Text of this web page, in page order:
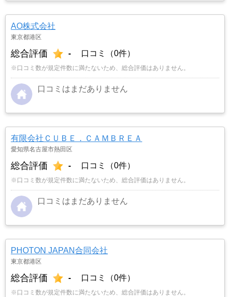
AO株式会社
東京都港区
総合評価 - 口コミ（0件）
※口コミ数が規定件数に満たないため、総合評価はありません。
口コミはまだありません
有限会社ＣＵＢＥ．ＣＡＭＢＲＥＡ
愛知県名古屋市熱田区
総合評価 - 口コミ（0件）
※口コミ数が規定件数に満たないため、総合評価はありません。
口コミはまだありません
PHOTON JAPAN合同会社
東京都港区
総合評価 - 口コミ（0件）
※口コミ数が規定件数に満たないため、総合評価はありません。